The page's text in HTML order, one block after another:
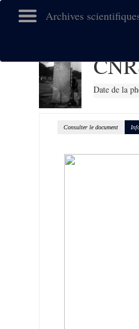
Archives
Date de la
Consulter le document